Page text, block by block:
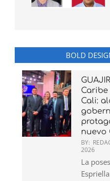
BOLD
Cali:
nuevo
BY:
2026
La